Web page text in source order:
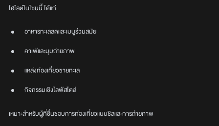
ไฮไลต์ในโซนนี้ ได้แก่
อาหารทะเลสดและเมนูร่วมสมัย
คาเฟ่และมุมถ่ายภาพ
แหล่งท่องเที่ยวชายทะเล
กิจกรรมเชิงไลฟ์สไตล์
เหมาะสำหรับผู้ที่ชื่นชอบการท่องเที่ยวแบบชิลและการถ่ายภาพ